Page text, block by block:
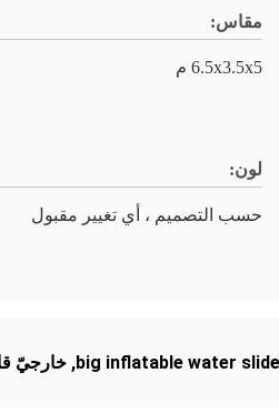
مقاس:
6.5x3.5x5 م
لون:
حسب التصميم ، أي تغيير مقبول
big inflatable water
, خارجيّ